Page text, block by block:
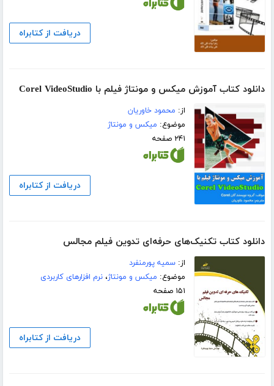
دریافت از کتابراه
دانلود کتاب آموزش میکس و مونتاژ فیلم با Corel VideoStudio
از: محمود خاوریان
موضوع: میکس و مونتاژ
۲۴۱ صفحه
دریافت از کتابراه
دانلود کتاب تکنیک‌های حرفه‌ای تدوین فیلم مجالس
از:سمیه پورمنفرد
موضوع: میکس و مونتاژ،نرم افزارهای کاربردی
۱۵۱ صفحه
دریافت از کتابراه